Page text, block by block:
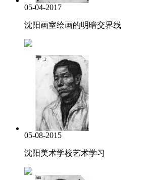
05-04-2017
沈阳画室绘画的明暗交界线
05-08-2015
沈阳美术学校艺术学习